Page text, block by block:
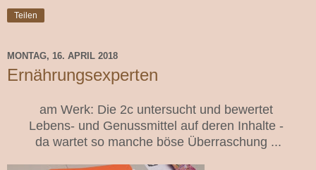
Teilen
MONTAG, 16. APRIL 2018
Ernährungsexperten
am Werk: Die 2c untersucht und bewertet
Lebens- und Genussmittel auf deren Inhalte -
da wartet so manche böse Überraschung ...